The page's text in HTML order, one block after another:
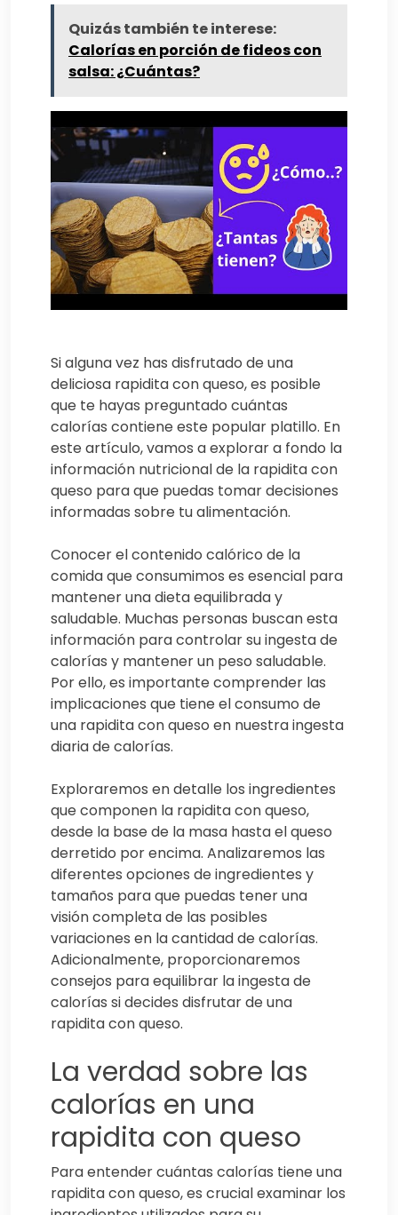
Quizás también te interese:
Calorías en porción de fideos con
salsa: ¿Cuántas?
Si alguna vez has disfrutado de una
deliciosa rapidita con queso, es posible
que te hayas preguntado cuántas
calorías contiene este popular platillo. En
este artículo, vamos a explorar a fondo la
información nutricional de la rapidita con
queso para que puedas tomar decisiones
informadas sobre tu alimentación.
Conocer el contenido calórico de la
comida que consumimos es esencial para
mantener una dieta equilibrada y
saludable. Muchas personas buscan esta
información para controlar su ingesta de
calorías y mantener un peso saludable.
Por ello, es importante comprender las
implicaciones que tiene el consumo de
una rapidita con queso en nuestra ingesta
diaria de calorías.
Exploraremos en detalle los ingredientes
que componen la rapidita con queso,
desde la base de la masa hasta el queso
derretido por encima. Analizaremos las
diferentes opciones de ingredientes y
tamaños para que puedas tener una
visión completa de las posibles
variaciones en la cantidad de calorías.
Adicionalmente, proporcionaremos
consejos para equilibrar la ingesta de
calorías si decides disfrutar de una
rapidita con queso.
La verdad sobre las
calorías en una
rapidita con queso
Para entender cuántas calorías tiene una
rapidita con queso, es crucial examinar los